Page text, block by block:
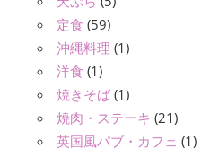
定食 (59)
沖縄料理 (1)
洋食 (1)
焼きそば (1)
焼肉・ステーキ (21)
英国風パブ・カフェ (1)